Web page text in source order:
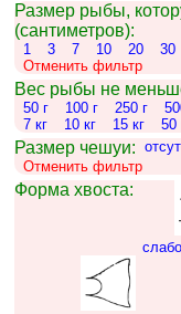
Размер рыбы,
(сантиметров):
1 3 7 10 20 30
Отменить фильтр
Вес рыбы не
50 г
100 г 250 г
7 кг
10 кг 15 кг 50
Размер чешуи:
Отменить фильтр
Форма хвоста: